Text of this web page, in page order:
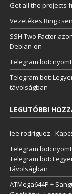
Get all the projects
Vezetékes Ring
SSH Two Factor
Debian-on
Telegram bot:
Telegram bot:
távolságban
LEGUTÓBBI
lee rodriguez -
Telegram bot:
Telegram bot:
távolságban
ATMega644P +